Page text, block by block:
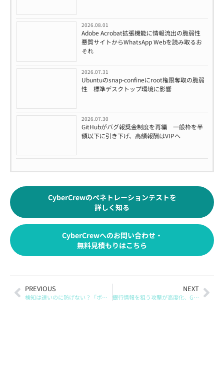
2026.08.01
Adobe Acrobat拡張機能に情報流出の脆弱性
悪質サイトからWhatsApp Webを読み取るお
それ
2026.07.31
Ubuntuのsnap-confineにroot権限奪取の脆弱
性 標準デスクトップ環境に影響
2026.07.30
GitHubがバグ報奨金制度を再編 一般枠を半
額以下に引き下げ、高額報酬はVIPへ
CyberCrewのペネトレーションテストを
詳しく知る
CyberCrewへのお問い合わせ・
無料見積もりはこちら
PREVIOUS
検知は速いのに防げない？「ポストアラートギャップ」が企業を危険にさらす理由
NEXT
銀行情報を狙う攻撃が高度化、GrandoreiroとBTMOBに見るフィッシング対策の重要性